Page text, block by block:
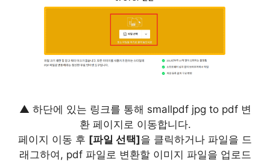
▲ 하단에 있는 링크를 통해 smallpdf jpg to pdf 변
환 페이지로 이동합니다.
페이지 이동 후 [파일 선택]을 클릭하거나 파일을 드
래그하여, pdf 파일로 변환할 이미지 파일을 업로드